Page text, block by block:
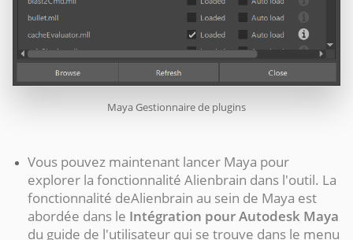
Maya Gestionnaire de plugins
Vous pouvez maintenant lancer Maya pour
explorer la fonctionnalité Alienbrain dans l'outil. La
fonctionnalité deAlienbrain au sein de Maya est
abordée dans le Intégration pourAutodesk Maya
du guide de l'utilisateur qui se trouve dans le menu